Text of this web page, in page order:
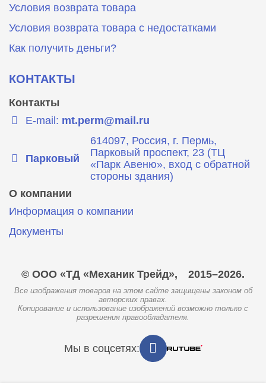
Условия возврата товара
Условия возврата товара с недостатками
Как получить деньги?
КОНТАКТЫ
Контакты
E-mail: mt.perm@mail.ru
Парковый
614097, Россия, г. Пермь,
Парковый проспект, 23 (ТЦ
«Парк Авеню», вход с обратной
стороны здания)
О компании
Информация о компании
Документы
© ООО «ТД «Механик Трейд», 2015–2026.
Все изображения товаров на этом сайте защищены законом об
авторских правах.
Копирование и использование изображений возможно только с
разрешения правообладателя.
Мы в соцсетях: